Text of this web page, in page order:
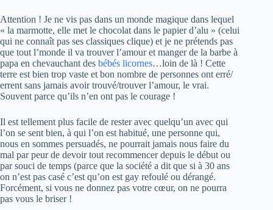
Attention ! Je ne vis pas dans un monde magique dans lequel
« la marmotte, elle met le chocolat dans le papier d’alu » (celui
qui ne connaît pas ses classiques clique) et je ne prétends pas
que tout l’monde il va trouver l’amour et manger de la barbe à
papa en chevauchant des bébés licornes…loin de là ! Cette
terre est bien trop vaste et bon nombre de personnes ont erré/
errent sans jamais avoir trouvé/trouver l’amour, le vrai.
Souvent parce qu’ils n’en ont pas le courage !
Il est tellement plus facile de rester avec quelqu’un avec qui
l’on se sent bien, à qui l’on est habitué, une personne qui,
nous en sommes persuadés, ne pourrait jamais nous faire du
mal par peur de devoir tout recommencer depuis le début ou
par souci de temps (parce que la société a dit que si à 30 ans
on n’est pas casé c’est qu’on est gay refoulé ou dérangé.
Forcément, si vous ne donnez pas votre cœur, on ne pourra
pas vous le briser !